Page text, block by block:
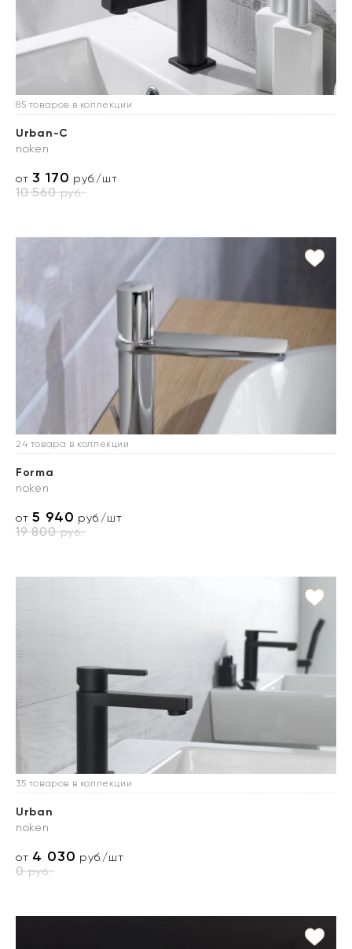
85 товаров в коллекции
Urban-C
noken
от3 170 руб./шт
10 560руб.
24 товара в коллекции
Forma
noken
от5 940 руб./шт
19 800руб.
35 товаров в коллекции
Urban
noken
от 4 030 руб./шт
0руб.